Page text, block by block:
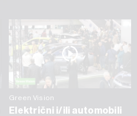
Green Vision
Električni i/ili automobili